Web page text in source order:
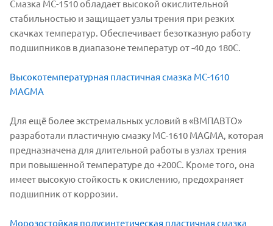
Смазка МС-1510 обладает высокой окислительной
стабильностью и защищает узлы трения при резких
скачках температур. Обеспечивает безотказную работу
подшипников в диапазоне температур от -40 до 180С.
Высокотемпературная пластичная смазка МС-1610
MAGMA
Для ещё более экстремальных условий в «ВМПАВТО»
разработали пластичную смазку МС-1610 MAGMA, которая
предназначена для длительной работы в узлах трения
при повышенной температуре до +200С. Кроме того, она
имеет высокую стойкость к окислению, предохраняет
подшипник от коррозии.
Морозостойкая полусинтетическая пластичная смазка